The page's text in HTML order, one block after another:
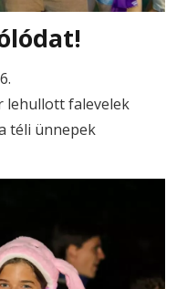
lehullott falevelek
téli ünnepek